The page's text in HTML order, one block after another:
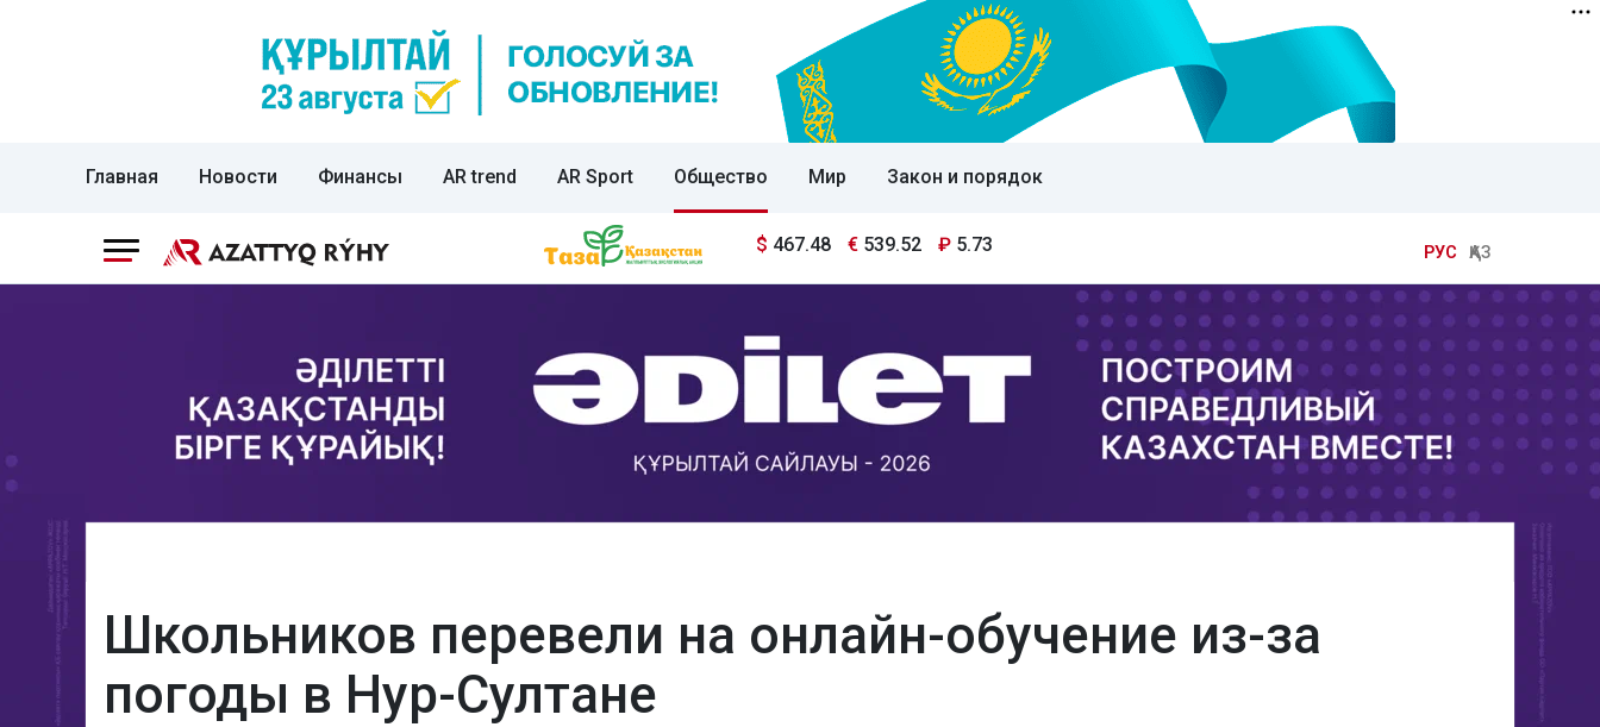
Главная Новости Финансы AR trend AR Sport Общество Мир Закон и порядок
$ 467.48 € 539.52 ₽ 5.73 РУС ҚАЗ
Школьников перевели на онлайн-обучение из-за
погоды в Нур-Султане